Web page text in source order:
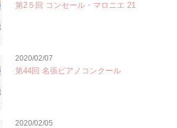
第2５回 コンセール・マロニエ 21
2020/02/07
第44回 名張ピアノコンクール
2020/02/05